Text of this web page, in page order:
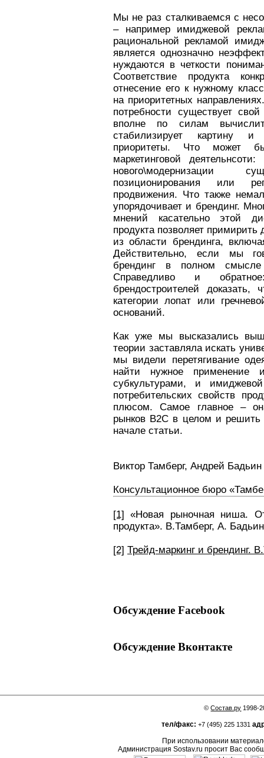
Мы не раз сталкиваемся с
– например имиджевой
рациональной рекламой
является однозначно
нуждаются в четкости
Соответствие продукта
отнесение его к нужному
на приоритетных
потребности существует
вполне по силам
стабилизирует картину и
приоритеты. Что может
маркетинговой
нового\модернизации
позиционирования или
продвижения. Что также
упорядочивает и брендинг.
мнений касательно этой
продукта позволяет
из области брендинга,
Действительно, если мы
брендинг в полном
Справедливо и
брендостроителей
категории лопат или
оснований.
Как уже мы высказались
теории заставляла искать
мы видели перетягивание
найти нужное применение
субкультурами, и
потребительских свойств
плюсом. Самое главное –
рынков В2С в целом и решить
начале статьи.
Виктор Тамберг, Андрей Бадьин
Консультационное бюро
[1] «Новая рыночная ниша.
продукта». В.Тамберг, А.
[2] Трейд-маркинг и брендинг.
Обсуждение Facebook
Обсуждение Вконтакте
©Состав.ру 1998-
тел/факс: +7 (495) 225 1331
При использовании
Администрация Sostav.ru просит Вас